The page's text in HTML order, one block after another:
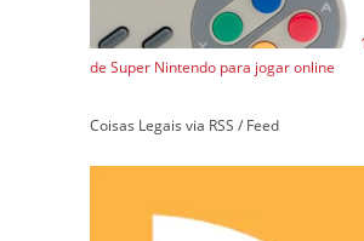
de Super Nintendo para jogar online
Coisas Legais via RSS / Feed